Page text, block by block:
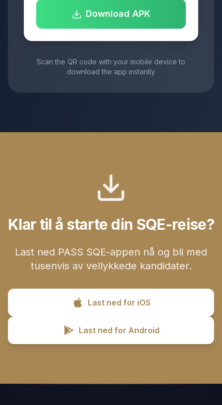
Download APK
Scan the QR code with your mobile device to
download the app instantly
Klar til å starte din SQE-reise?
Last ned PASS SQE-appen nå og bli med
tusenvis av vellykkede kandidater.
Last ned for iOS
Last ned for Android